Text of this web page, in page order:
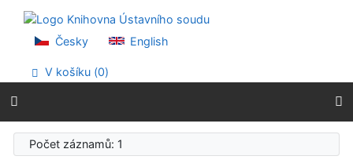
Přejít na menu
Prohlášení o webové přístupnosti
Česky English
V košíku (0)
Počet záznamů: 1